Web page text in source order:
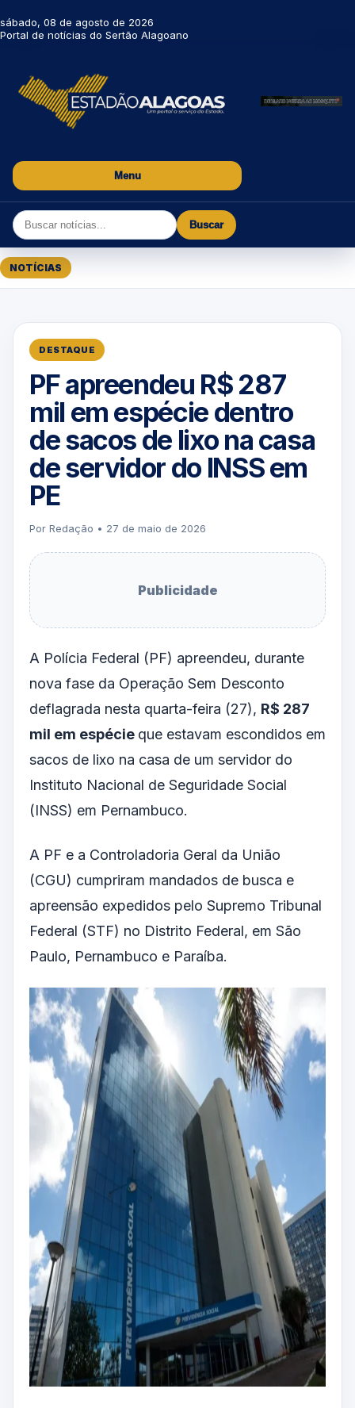
sábado, 08 de agosto de 2026
Portal de notícias do Sertão Alagoano
Menu
Buscar
NOTÍCIAS
DESTAQUE
PF apreendeu R$ 287
mil em espécie dentro
de sacos de lixo na casa
de servidor do INSS em
PE
Por Redação • 27 de maio de 2026
Publicidade
A Polícia Federal (PF) apreendeu, durante
nova fase da Operação Sem Desconto
deflagrada nesta quarta-feira (27), R$ 287
mil em espécie que estavam escondidos em
sacos de lixo na casa de um servidor do
Instituto Nacional de Seguridade Social
(INSS) em Pernambuco.
A PF e a Controladoria Geral da União
(CGU) cumpriram mandados de busca e
apreensão expedidos pelo Supremo Tribunal
Federal (STF) no Distrito Federal, em São
Paulo, Pernambuco e Paraíba.